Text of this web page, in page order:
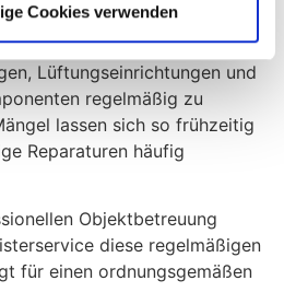
Cookies verwenden
technische Einrichtungen
empfiehlt es sich,
Lüftungseinrichtungen und
regelmäßig zu
lassen sich so frühzeitig
Reparaturen häufig
Objektbetreuung
diese regelmäßigen
für einen ordnungsgemäßen